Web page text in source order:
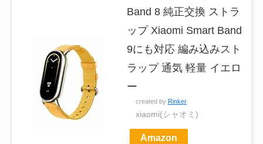
Band 8 純正交換 ストラ
ップ Xiaomi Smart Band
9にも対応 編み込みスト
ラップ 通気 軽量 イエロ
ー
created by Rinker
xiaomi(シャオミ)
Amazon